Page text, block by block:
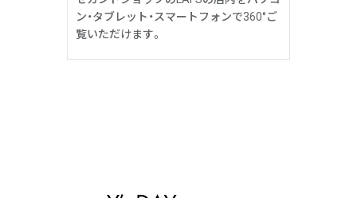
ン・タブレット・スマートフォンで360°ご
覧いただけます。